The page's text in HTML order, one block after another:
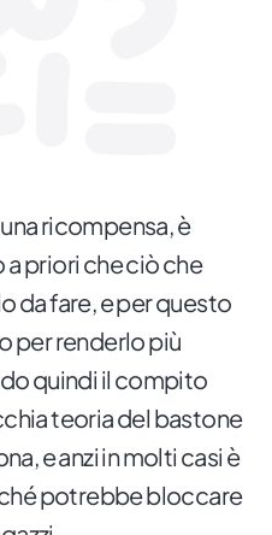
ricompensa, è
priori che ciò che
da fare, e per questo
per renderlo più
quindi il compito
teoria del bastone
e anzi in molti casi è
potrebbe bloccare